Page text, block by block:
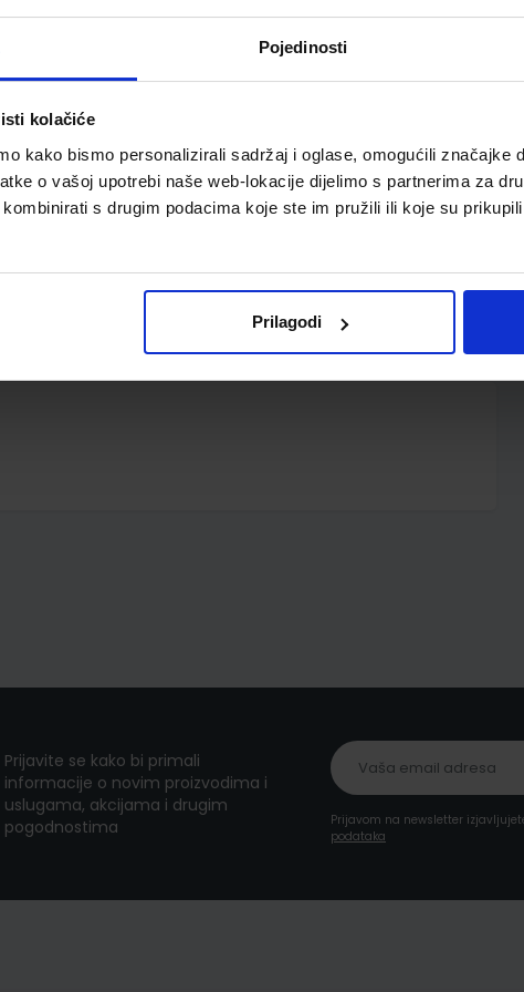
Pojedinosti
kolačiće
kako bismo personalizirali sadržaj i oglase, omogućili značajke
o vašoj upotrebi naše web-lokacije dijelimo s partnerima za
s drugim podacima koje ste im pružili ili koje su
Prilagodi
fInog papira; čine komplet sa Calligraphy papirom; za
tisak
Prijavite se kako bi primali
informacije o novim proizvodima i
uslugama, akcijama i drugim
pogodnostima
Prijavom na newsletter
podataka